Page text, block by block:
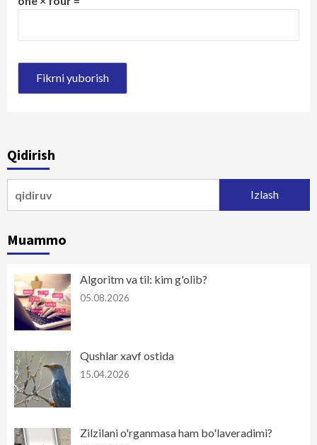
Qidirish
Muammo
Algoritm va til: kim g'olib?
05.08.2026
Qushlar xavf ostida
15.04.2026
Zilzilani o'rganmasa ham bo'laveradimi?